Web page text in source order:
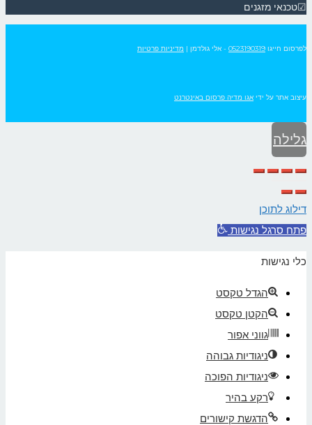
☑טכנאי מזגנים
לפרסום חייגו 0523190319 - אלי גולדמן | מדיניות פרטיות
עיצוב אתר על ידי אגו מדיה פרסום באינטרנט
גלילה
לראש
העמוד
דילוג לתוכן
פתח סרגל נגישות
כלי נגישות
הגדל טקסט
הקטן טקסט
גווני אפור
ניגודיות גבוהה
ניגודיות הפוכה
רקע בהיר
הדגשת קישורים